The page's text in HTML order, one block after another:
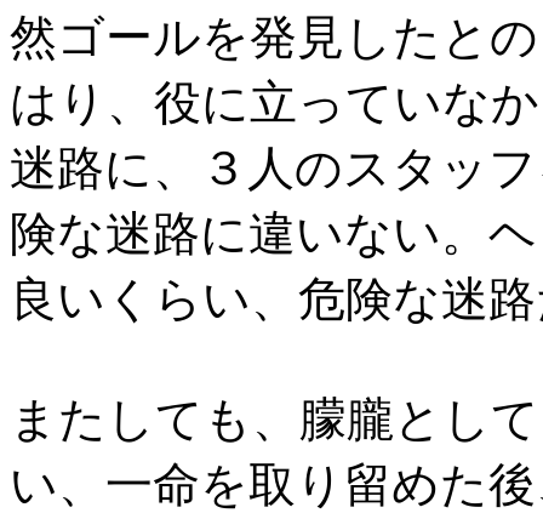
然ゴールを発見したと
はり、役に立っていな
迷路に、３人のスタッ
険な迷路に違いない。
良いくらい、危険な迷
またしても、朦朧とし
い、一命を取り留めた